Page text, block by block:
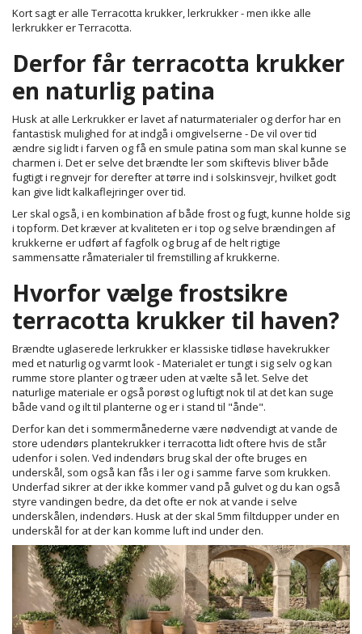
Kort sagt er alle Terracotta krukker, lerkrukker - men ikke alle
lerkrukker er Terracotta.
Derfor får terracotta krukker
en naturlig patina
Husk at alle Lerkrukker er lavet af naturmaterialer og derfor har en
fantastisk mulighed for at indgå i omgivelserne - De vil over tid
ændre sig lidt i farven og få en smule patina som man skal kunne se
charmen i. Det er selve det brændte ler som skiftevis bliver både
fugtigt i regnvejr for derefter at tørre ind i solskinsvejr, hvilket godt
kan give lidt kalkaflejringer over tid.
Ler skal også, i en kombination af både frost og fugt, kunne holde sig
i topform. Det kræver at kvaliteten er i top og selve brændingen af
krukkerne er udført af fagfolk og brug af de helt rigtige
sammensatte råmaterialer til fremstilling af krukkerne.
Hvorfor vælge frostsikre
terracotta krukker til haven?
Brændte uglaserede lerkrukker er klassiske tidløse havekrukker
med et naturlig og varmt look - Materialet er tungt i sig selv og kan
rumme store planter og træer uden at vælte så let. Selve det
naturlige materiale er også porøst og luftigt nok til at det kan suge
både vand og ilt til planterne og er i stand til "ånde".
Derfor kan det i sommermånederne være nødvendigt at vande de
store udendørs plantekrukker i terracotta lidt oftere hvis de står
udenfor i solen. Ved indendørs brug skal der ofte bruges en
underskål, som også kan fås i ler og i samme farve som krukken.
Underfad sikrer at der ikke kommer vand på gulvet og du kan også
styre vandingen bedre, da det ofte er nok at vande i selve
underskålen, indendørs. Husk at der skal 5mm filtdupper under en
underskål for at der kan komme luft ind under den.